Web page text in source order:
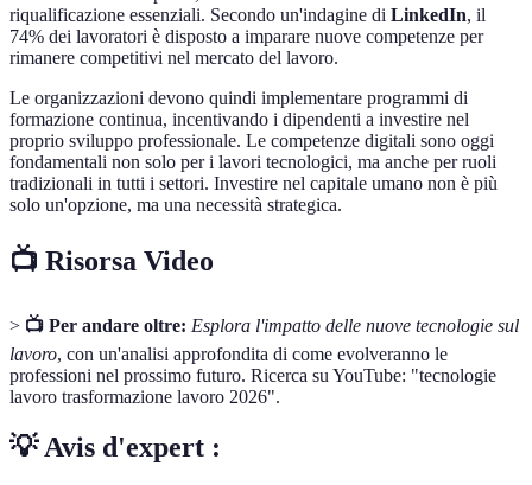
riqualificazione essenziali. Secondo un'indagine di LinkedIn, il
74% dei lavoratori è disposto a imparare nuove competenze per
rimanere competitivi nel mercato del lavoro.
Le organizzazioni devono quindi implementare programmi di
formazione continua, incentivando i dipendenti a investire nel
proprio sviluppo professionale. Le competenze digitali sono oggi
fondamentali non solo per i lavori tecnologici, ma anche per ruoli
tradizionali in tutti i settori. Investire nel capitale umano non è più
solo un'opzione, ma una necessità strategica.
📺 Risorsa Video
> 📺 Per andare oltre: Esplora l'impatto delle nuove tecnologie sul
lavoro, con un'analisi approfondita di come evolveranno le
professioni nel prossimo futuro. Ricerca su YouTube: "tecnologie
lavoro trasformazione lavoro 2026".
💡 Avis d'expert :